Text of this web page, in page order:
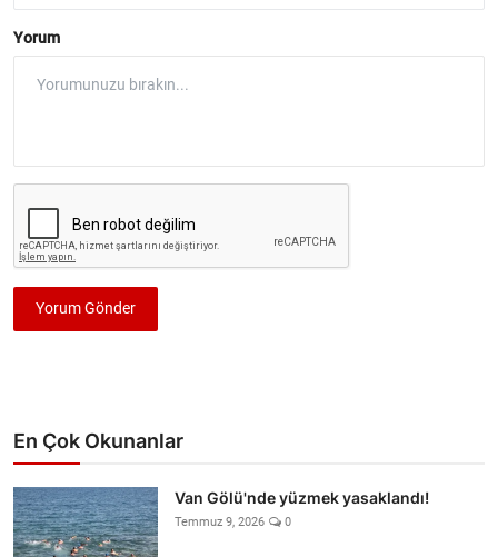
Yorum
Yorum Gönder
En Çok Okunanlar
Van Gölü'nde yüzmek yasaklandı!
Temmuz 9, 2026 0